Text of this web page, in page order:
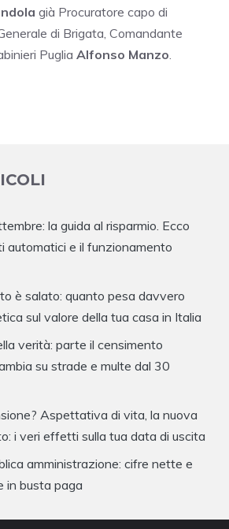
già Procuratore capo di
di Brigata, Comandante
Puglia Alfonso Manzo.
la guida al risparmio. Ecco
automatici e il funzionamento
è salato: quanto pesa davvero
sul valore della tua casa in Italia
verità: parte il censimento
su strade e multe dal 30
Aspettativa di vita, la nuova
i veri effetti sulla tua data di uscita
amministrazione: cifre nette e
in busta paga